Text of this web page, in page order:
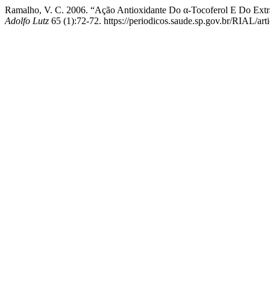
Ramalho, V. C. 2006. “Ação Antioxidante Do α-Tocoferol E Do
Adolfo Lutz 65 (1):72-72. https://periodicos.saude.sp.gov.br/RIAL/